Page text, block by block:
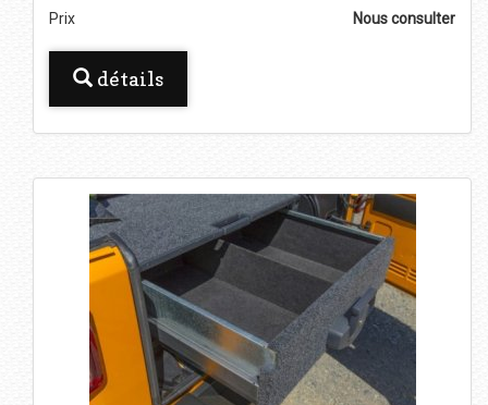
Prix Nous consulter
détails